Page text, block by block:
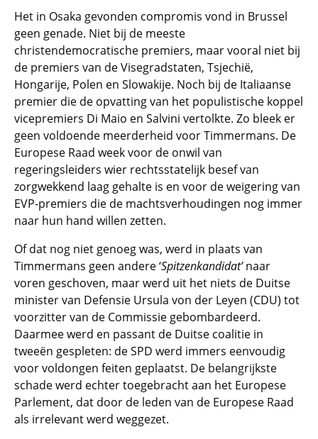
Het in Osaka gevonden compromis vond in Brussel
geen genade. Niet bij de meeste
christendemocratische premiers, maar vooral niet bij
de premiers van de Visegradstaten, Tsjechië,
Hongarije, Polen en Slowakije. Noch bij de Italiaanse
premier die de opvatting van het populistische koppel
vicepremiers Di Maio en Salvini vertolkte. Zo bleek er
geen voldoende meerderheid voor Timmermans. De
Europese Raad week voor de onwil van
regeringsleiders wier rechtsstatelijk besef van
zorgwekkend laag gehalte is en voor de weigering van
EVP-premiers die de machtsverhoudingen nog immer
naar hun hand willen zetten.
Of dat nog niet genoeg was, werd in plaats van
Timmermans geen andere ‘Spitzenkandidat’naar
voren geschoven, maar werd uit het niets de Duitse
minister van Defensie Ursula von der Leyen (CDU) tot
voorzitter van de Commissie gebombardeerd.
Daarmee werd en passant de Duitse coalitie in
tweeën gespleten: de SPD werd immers eenvoudig
voor voldongen feiten geplaatst. De belangrijkste
schade werd echter toegebracht aan het Europese
Parlement, dat door de leden van de Europese Raad
als irrelevant werd weggezet.